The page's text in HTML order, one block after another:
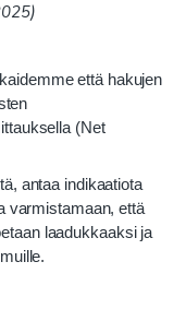
että hakujen
(Net
antaa indikaatiota
varmistamaan, että
laadukkaaksi ja